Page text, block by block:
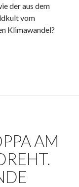
der aus dem
vom
Klimawandel?
AM